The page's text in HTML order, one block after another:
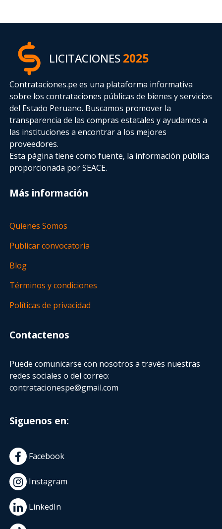
LICITACIONES2025
Contrataciones.pe es una plataforma informativa
sobre los contrataciones públicas de bienes y servicios
del Estado Peruano. Buscamos promover la
transparencia de las compras estatalesy ayudamos a
las instituciones a encontrar a los mejores
proveedores.
Esta página tiene como fuente, la información pública
proporcionada por SEACE.
Más información
Quienes Somos
Publicar convocatoria
Blog
Términos y condiciones
Políticas de privacidad
Contactenos
Puede comunicarse con nosotros a través nuestras
redes sociales o del correo:
contratacionespe@gmail.com
Siguenos en:
Facebook
Instagram
LinkedIn